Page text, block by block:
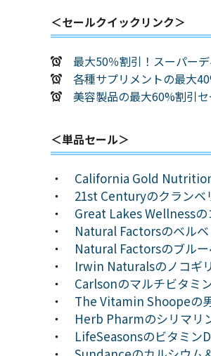
＜セールクイックリンク＞
最大50％割引！スーパー
各種サプリメントの最大
美容製品の最大60%割引
＜単品セール＞
・ California Gold
・ 21st Centuryのクランベ
・ Great Lakes Wellness
・ Natural Factorsのベル
・ Natural Factorsのブル
・ Irwin Naturalsのノコギ
・ Carlsonのマルチビタミ
・ The Vitamin Shoopeの
・ Herb Pharmのシリマリ
・ LifeSeasonsのビタミン